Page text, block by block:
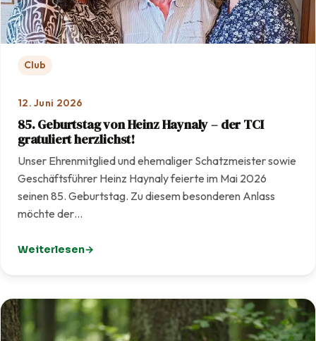
Club
12. Juni 2026
85. Geburtstag von Heinz Haynaly – der TCI
gratuliert herzlichst!
Unser Ehrenmitglied und ehemaliger Schatzmeister sowie
Geschäftsführer Heinz Haynaly feierte im Mai 2026
seinen 85. Geburtstag. Zu diesem besonderen Anlass
möchte der…
Weiterlesen
: 85. Geburtstag von Heinz Haynaly – der TCI gratuliert